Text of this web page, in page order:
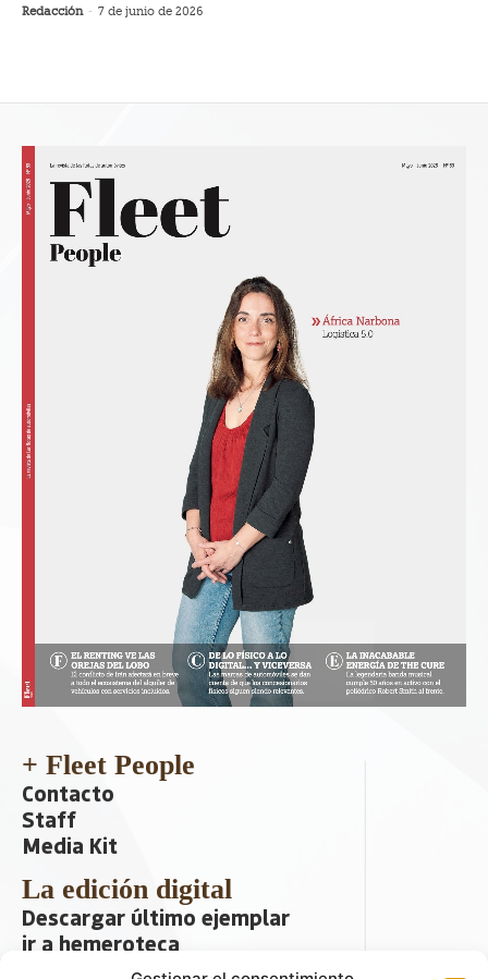
Redacción - 7 de junio de 2026
+ Fleet People
Contacto
Staff
Media Kit
La edición digital
Descargar último ejemplar
ir a hemeroteca